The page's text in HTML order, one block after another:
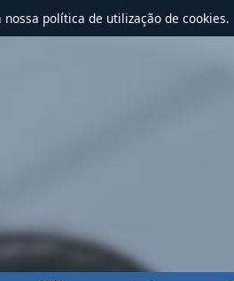
política de utilização de cookies.